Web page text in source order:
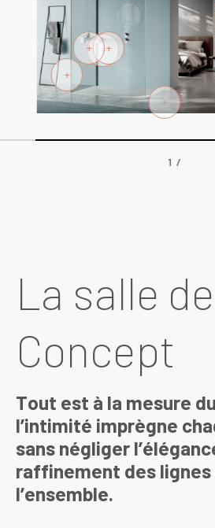
+
+
++
+
1 /
La salle
Concept
Tout est à la mesure
l’intimité imprègne
sans négliger
raffinement des lignes
l’ensemble.